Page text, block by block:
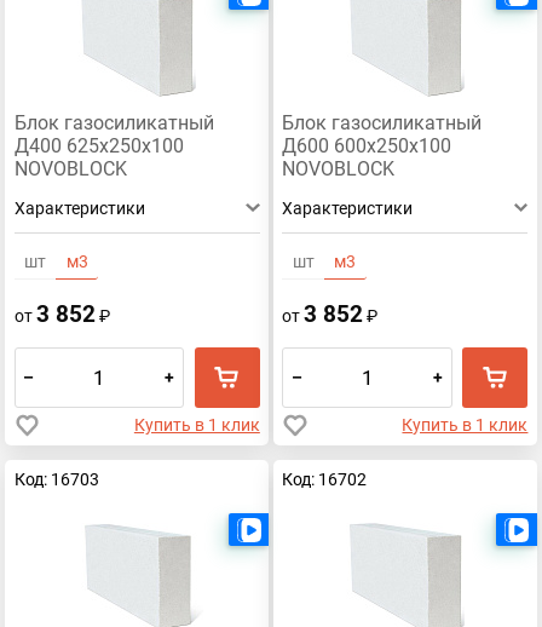
Блок газосиликатный
Д400 625х250х100
NOVOBLOCK
Характеристики
шт м3
от3 852₽
– +
Купить в 1 клик
Блок газосиликатный
Д600 600х250х100
NOVOBLOCK
Характеристики
шт м3
от3 852₽
– +
Купить в 1 клик
Код: 16703 Код: 16702